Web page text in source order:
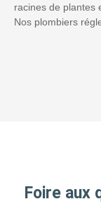
racines de plantes
Nos plombiers
Foire aux